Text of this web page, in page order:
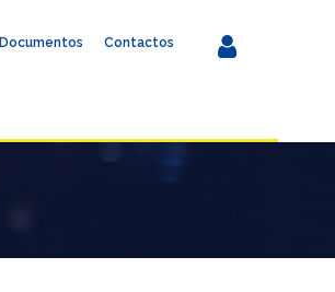
Documentos Contactos